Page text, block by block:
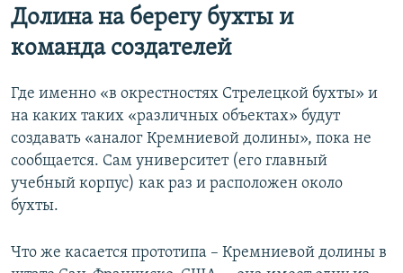
Долина на берегу бухты и
команда создателей
Где именно «в окрестностях Стрелецкой бухты» и
на каких таких «различных объектах» будут
создавать «аналог Кремниевой долины», пока не
сообщается. Сам университет (его главный
учебный корпус) как раз и расположен около
бухты.
Что же касается прототипа – Кремниевой долины в